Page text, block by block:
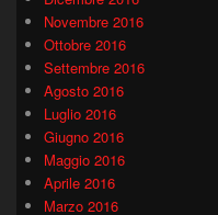
Novembre 2016
Ottobre 2016
Settembre 2016
Agosto 2016
Luglio 2016
Giugno 2016
Maggio 2016
Aprile 2016
Marzo 2016